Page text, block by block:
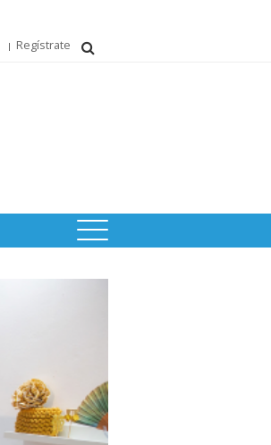
Regístrate